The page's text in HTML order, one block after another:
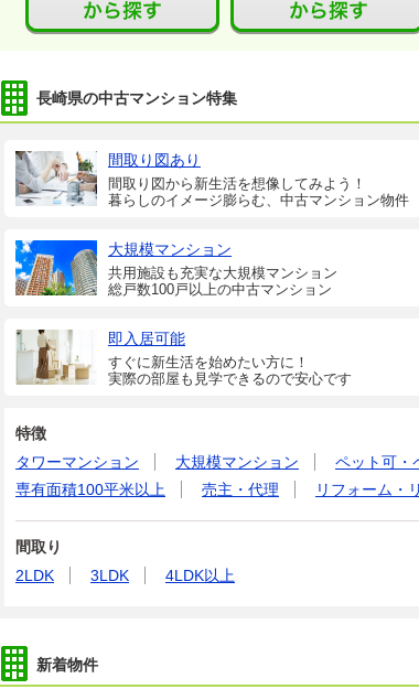
長崎県の中古マンション特集
間取り図あり
間取り図から新生活を想像してみよう！
暮らしのイメージ膨らむ、中古マンション物件
大規模マンション
共用施設も充実な大規模マンション
総戸数100戸以上の中古マンション
即入居可能
すぐに新生活を始めたい方に！
実際の部屋も見学できるので安心です
特徴
タワーマンション
大規模マンション ペット可・
専有面積100平米以上
売主・代理 リフォーム・
間取り
2LDK
3LDK 4LDK以上
新着物件